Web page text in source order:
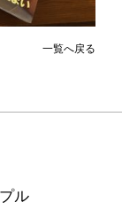
一覧へ戻る
ル